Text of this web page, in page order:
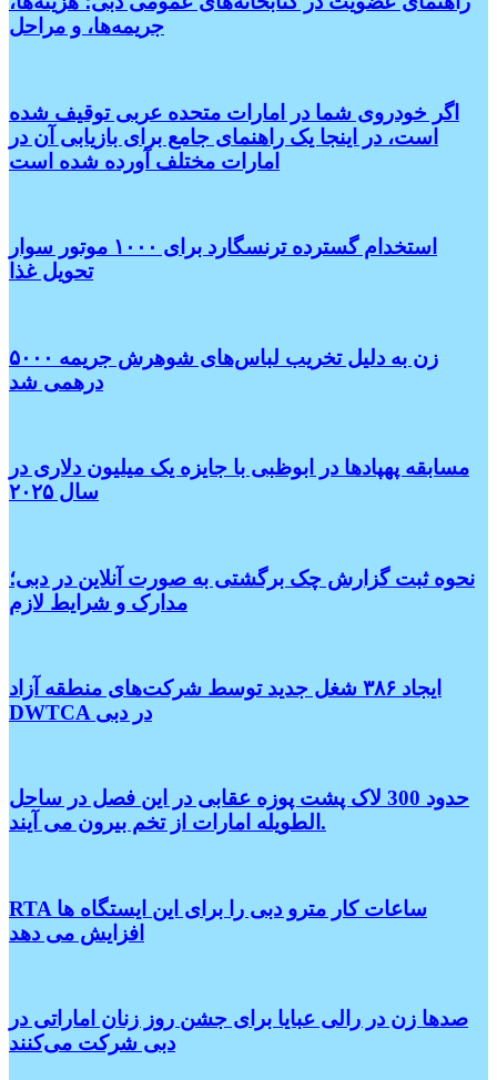
جریمه‌ها، و مراحل
اگر خودروی شما در امارات متحده عربی توقیف شده
است، در اینجا یک راهنمای جامع برای بازیابی آن در
امارات مختلف آورده شده است
استخدام گسترده ترنسگارد برای ۱۰۰۰ موتور سوار
تحویل غذا
زن به دلیل تخریب لباس‌های شوهرش جریمه ۵۰۰۰
درهمی شد
مسابقه پهپادها در ابوظبی با جایزه یک میلیون دلاری در
سال ۲۰۲۵
نحوه ثبت گزارش چک برگشتی به صورت آنلاین در دبی؛
مدارک و شرایط لازم
ایجاد ۳۸۶ شغل جدید توسط شرکت‌های منطقه آزاد
DWTCA در دبی
حدود 300 لاک پشت پوزه عقابی در این فصل در ساحل
الطویله امارات از تخم بیرون می آیند.
RTA ساعات کار مترو دبی را برای این ایستگاه ها
افزایش می دهد
صدها زن در رالی عبایا برای جشن روز زنان اماراتی در
دبی شرکت می‌کنند